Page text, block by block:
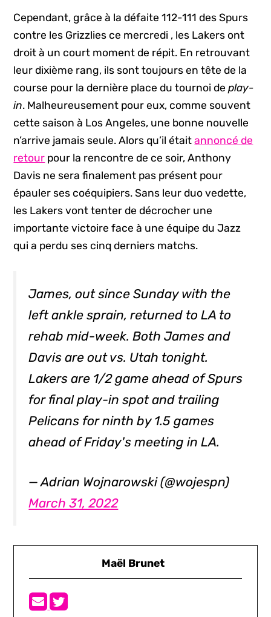
Cependant, grâce à la défaite 112-111 des Spurs
contre les Grizzlies ce mercredi , les Lakers ont
droit à un court moment de répit. En retrouvant
leur dixième rang, ils sont toujours en tête de la
course pour la dernière place du tournoi deplay-
in. Malheureusement pour eux, comme souvent
cette saison à Los Angeles, une bonne nouvelle
n’arrive jamais seule. Alors qu’il étaitannoncé de
retour pour la rencontre de ce soir, Anthony
Davis ne sera finalement pas présent pour
épauler ses coéquipiers. Sans leur duo vedette,
les Lakers vont tenter de décrocher une
importante victoire face à une équipe du Jazz
qui a perdu ses cinq derniers matchs.
James, out since Sunday with the
left ankle sprain, returned to LA to
rehab mid-week. Both James and
Davis are out vs. Utah tonight.
Lakers are 1/2 game ahead of Spurs
for final play-in spot and trailing
Pelicans for ninth by 1.5 games
ahead of Friday's meeting in LA.
— Adrian Wojnarowski (@wojespn)
March 31, 2022
Maël Brunet